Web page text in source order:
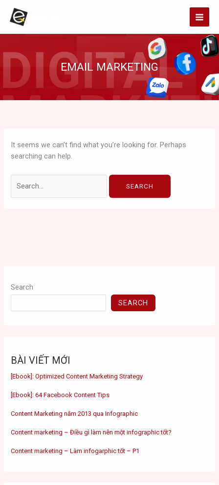
content
EMAIL MARKETING
It seems we can’t find what you’re looking for. Perhaps
searching can help.
for:
Search
SEARCH
BÀI VIẾT MỚI
[Ebook]: Optimized Content Marketing Strategy
[Ebook]: 64 Facebook Content Tips
Content Marketing năm 2013 qua Infographic
Content marketing – Điều gì làm nên một infographic tốt?
Content marketing – Làm infogarphic tốt – P1